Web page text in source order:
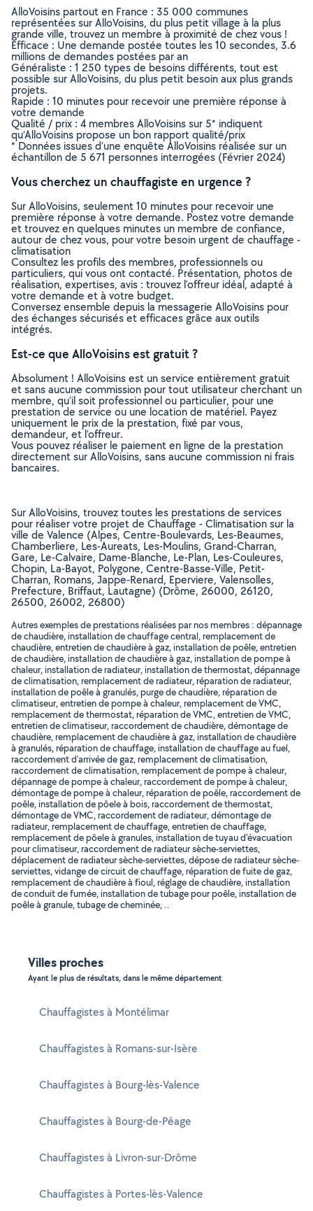
AlloVoisins partout en France : 35 000 communes
représentées sur AlloVoisins, du plus petit village à la plus
grande ville, trouvez un membre à proximité de chez vous !
Efficace : Une demande postée toutes les 10 secondes, 3.6
millions de demandes postées par an
Généraliste : 1 250 types de besoins différents, tout est
possible sur AlloVoisins, du plus petit besoin aux plus grands
projets.
Rapide : 10 minutes pour recevoir une première réponse à
votre demande
Qualité / prix : 4 membres AlloVoisins sur 5* indiquent
qu’AlloVoisins propose un bon rapport qualité/prix
* Données issues d’une enquête AlloVoisins réalisée sur un
échantillon de 5 671 personnes interrogées (Février 2024)
Vous cherchez un chauffagiste en urgence ?
Sur AlloVoisins, seulement 10 minutes pour recevoir une
première réponse à votre demande. Postez votre demande
et trouvez en quelques minutes un membre de confiance,
autour de chez vous, pour votre besoin urgent de chauffage -
climatisation
Consultez les profils des membres, professionnels ou
particuliers, qui vous ont contacté. Présentation, photos de
réalisation, expertises, avis : trouvez l'offreur idéal, adapté à
votre demande et à votre budget.
Conversez ensemble depuis la messagerie AlloVoisins pour
des échanges sécurisés et efficaces grâce aux outils
intégrés.
Est-ce que AlloVoisins est gratuit ?
Absolument ! AlloVoisins est un service entièrement gratuit
et sans aucune commission pour tout utilisateur cherchant un
membre, qu’il soit professionnel ou particulier, pour une
prestation de service ou une location de matériel. Payez
uniquement le prix de la prestation, fixé par vous,
demandeur, et l’offreur.
Vous pouvez réaliser le paiement en ligne de la prestation
directement sur AlloVoisins, sans aucune commission ni frais
bancaires.
Sur AlloVoisins, trouvez toutes les prestations de services
pour réaliser votre projet de Chauffage - Climatisation sur la
ville de Valence (Alpes, Centre-Boulevards, Les-Beaumes,
Chamberliere, Les-Aureats, Les-Moulins, Grand-Charran,
Gare, Le-Calvaire, Dame-Blanche, Le-Plan, Les-Couleures,
Chopin, La-Bayot, Polygone, Centre-Basse-Ville, Petit-
Charran, Romans, Jappe-Renard, Eperviere, Valensolles,
Prefecture, Briffaut, Lautagne) (Drôme, 26000, 26120,
26500, 26002, 26800)
Autres exemples de prestations réalisées par nos membres : dépannage
de chaudière, installation de chauffage central, remplacement de
chaudière, entretien de chaudière à gaz, installation de poêle, entretien
de chaudière, installation de chaudière à gaz, installation de pompe à
chaleur, installation de radiateur, installation de thermostat, dépannage
de climatisation, remplacement de radiateur, réparation de radiateur,
installation de poêle à granulés, purge de chaudière, réparation de
climatiseur, entretien de pompe à chaleur, remplacement de VMC,
remplacement de thermostat, réparation de VMC, entretien de VMC,
entretien de climatiseur, raccordement de chaudière, démontage de
chaudière, remplacement de chaudière à gaz, installation de chaudière
à granulés, réparation de chauffage, installation de chauffage au fuel,
raccordement d'arrivée de gaz, remplacement de climatisation,
raccordement de climatisation, remplacement de pompe à chaleur,
dépannage de pompe à chaleur, raccordement de pompe à chaleur,
démontage de pompe à chaleur, réparation de poêle, raccordement de
poêle, installation de pôele à bois, raccordement de thermostat,
démontage de VMC, raccordement de radiateur, démontage de
radiateur, remplacement de chauffage, entretien de chauffage,
remplacement de pôele à granules, installation de tuyau d'évacuation
pour climatiseur, raccordement de radiateur sèche-serviettes,
déplacement de radiateur sèche-serviettes, dépose de radiateur sèche-
serviettes, vidange de circuit de chauffage, réparation de fuite de gaz,
remplacement de chaudière à fioul, réglage de chaudière, installation
de conduit de fumée, installation de tubage pour poêle, installation de
poêle à granule, tubage de cheminée, ..
Villes proches
Ayant le plus de résultats, dans le même département
Chauffagistes à Montélimar
Chauffagistes à Romans-sur-Isère
Chauffagistes à Bourg-lès-Valence
Chauffagistes à Bourg-de-Péage
Chauffagistes à Livron-sur-Drôme
Chauffagistes à Portes-lès-Valence